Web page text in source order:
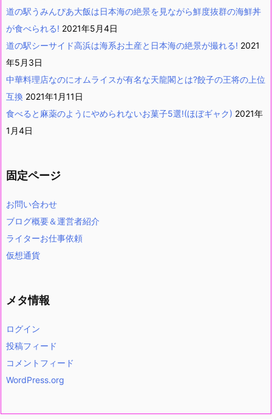
道の駅うみんぴあ大飯は日本海の絶景を見ながら鮮度抜群の海鮮丼
が食べられる! 2021年5月4日
道の駅シーサイド高浜は海系お土産と日本海の絶景が撮れる! 2021
年5月3日
中華料理店なのにオムライスが有名な天龍閣とは?餃子の王将の上位
互換 2021年1月11日
食べると麻薬のようにやめられないお菓子5選!(ほぼギャク) 2021年
1月4日
固定ページ
お問い合わせ
ブログ概要＆運営者紹介
ライターお仕事依頼
仮想通貨
メタ情報
ログイン
投稿フィード
コメントフィード
WordPress.org